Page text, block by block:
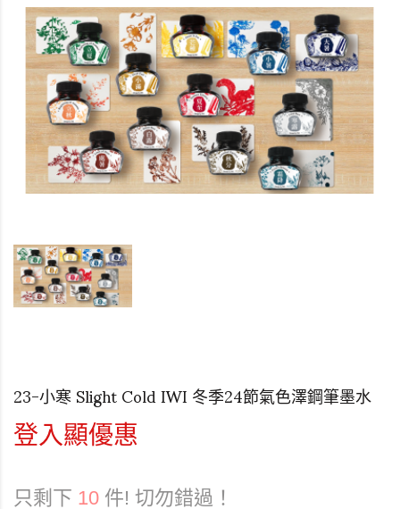
23-小寒 Slight Cold IWI 冬季24節氣色澤鋼筆墨水
登入顯優惠
只剩下 10 件! 切勿錯過！